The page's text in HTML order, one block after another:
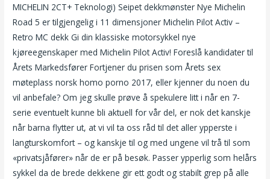
MICHELIN 2CT+ Teknologi) Seipet dekkmønster Nye Michelin
Road 5 er tilgjengelig i 11 dimensjoner Michelin Pilot Activ –
Retro MC dekk Gi din klassiske motorsykkel nye
kjøreegenskaper med Michelin Pilot Activ! Foreslå kandidater til
Årets Markedsfører Fortjener du prisen som Årets sex
møteplass norsk homo porno 2017, eller kjenner du noen du
vil anbefale? Om jeg skulle prøve å spekulere litt i når en 7-
serie eventuelt kunne bli aktuell for vår del, er nok det kanskje
når barna flytter ut, at vi vil ta oss råd til det aller ypperste i
langturskomfort – og kanskje til og med ungene vil trå til som
«privatsjåfører» når de er på besøk. Passer ypperlig som helårs
sykkel da de brede dekkene gir ett godt og stabilt grep på alle